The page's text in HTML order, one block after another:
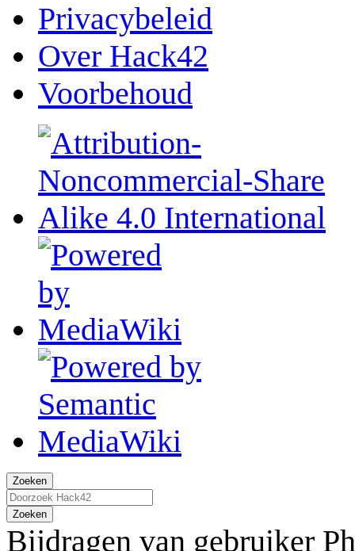
Privacybeleid
Over Hack42
Voorbehoud
Zoeken
Zoeken
Bijdragen van gebruiker